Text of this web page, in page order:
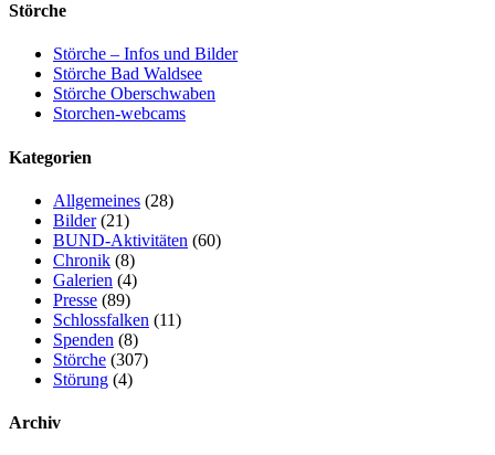
Störche
Störche – Infos und Bilder
Störche Bad Waldsee
Störche Oberschwaben
Storchen-webcams
Kategorien
Allgemeines (28)
Bilder(21)
BUND-Aktivitäten (60)
Chronik (8)
Galerien (4)
Presse (89)
Schlossfalken (11)
Spenden (8)
Störche (307)
Störung (4)
Archiv